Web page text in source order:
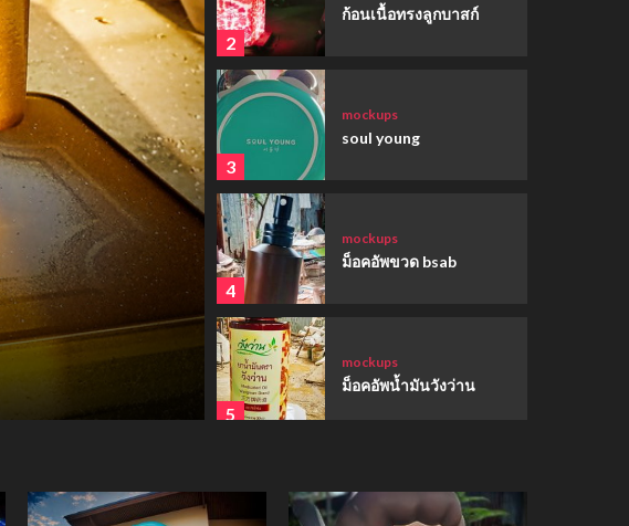
ตัวการ์ตูนน่ารัก
อ่างอาบน้ำสุนัข
2
ก้อนเนื้อทรงลูกบาสก์
3
mockups
soul young
4
mockups
ม็อคอัพขวด bsab
5
mockups
ม็อคอัพน้ำมันวังว่าน
hi-q